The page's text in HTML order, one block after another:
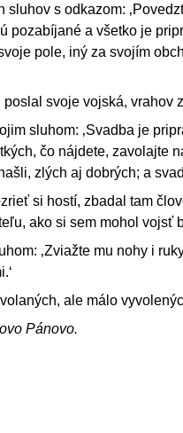
sluhov s odkazom:
pozabíjané a všetko je
pole, iný za svojím
poslal svoje vojská, vrahov
sluhom: ‚Svadba je
čo nájdete, zavolajte
zlých aj dobrých; a
si hostí, zbadal tam
ako si sem mohol vojsť
‚Zviažte mu nohy i
ale málo
Pánovo.